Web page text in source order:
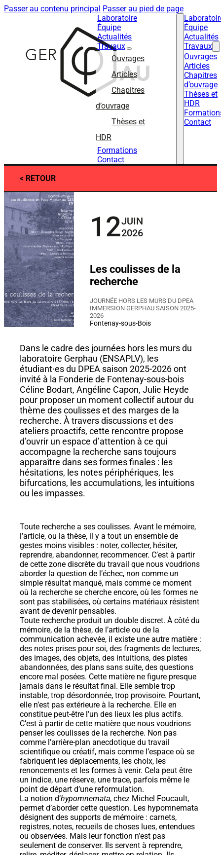
Passer au contenu principal Passer au pied de page
Laboratoire
Équipe
Actualités
Travaux
Ouvrages
Articles
Chapitres
d’ouvrage
Thèses et
HDR
Formations
Contact
Équipe
Actualités
Travaux
Ouvrages
Articles
Chapitres
d’ouvrage
Thèses et
HDR
Contact
< RETOUR
12JUIN
2026
Les coulisses de la
recherche
JOURNÉE HORS LES MURS DU DPEA
IMMERSION GERPHAU SAISON 2025-
2026
Fontenay-sous-Bois
Dans le cadre des journées hors les murs du
laboratoire Gerphau (ENSAPLV), les
étudiant·es du DPEA saison 2025-2026 ont
invité à la Fonderie de Fontenay-sous-bois
Céline Bodart, Angéline Capon, Julie Heyde
pour proposer un moment collectif autour du
thème des coulisses et des marges de la
recherche. À travers discussions et des
ateliers proactifs, cette rencontre propose
d’ouvrir un espace d’attention à ce qui
accompagne la recherche sans toujours
apparaître dans ses formes finales : les
hésitations, les notes périphériques, les
bifurcations, les accumulations, les intuitions
ou les impasses.
Toute recherche a ses coulisses. Avant le mémoire,
l’article, ou la thèse, il y a tout un ensemble de
gestes moins visibles : noter, collecter, hésiter,
reprendre, abandonner, recommencer. C’est à partir
de cette zone discrète du travail que nous voudrions
aborder la question de l’échec, non comme un
simple résultat manqué, mais comme ce moment
où la recherche se cherche encore, où les formes ne
sont pas stabilisées, où certains matériaux résistent
avant de devenir pensables.
Toute recherche produit un double discret. À côté du
mémoire, de la thèse, de l’article ou de la
communication achevée, il existe une autre matière :
des notes prises pour soi, des fragments de lectures,
des images, des objets, des intuitions, des pistes
abandonnées, des plans sans suite, des questions
encore mal posées. Cette matière ne figure presque
jamais dans le résultat final. Elle semble trop
instable, trop désordonnée, trop provisoire. Pourtant,
elle n’est pas extérieure à la recherche. Elle en
constitue peut-être l’un des lieux les plus actifs.
C’est à partir de cette matière que nous voudrions
penser les coulisses de la recherche. Non pas
comme l’arrière-plan anecdotique du travail
scientifique ou créatif, mais comme l’espace où se
fabriquent les déplacements, les choix, les
renoncements et les formes à venir. Cela peut être
un indice, une réserve, une trace, parfois même le
point de départ d’une reformulation.
La notion d’hypomnemata, chez Michel Foucault,
permet d’aborder cette question. Les hypomnemata
désignent des supports de mémoire : carnets,
registres, notes, recueils de choses lues, entendues
ou observées. Mais leur fonction n’est pas
seulement de conserver. Ils servent à reprendre,